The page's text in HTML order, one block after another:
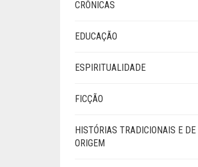
CRÔNICAS
EDUCAÇÃO
ESPIRITUALIDADE
FICÇÃO
HISTÓRIAS TRADICIONAIS E DE
ORIGEM